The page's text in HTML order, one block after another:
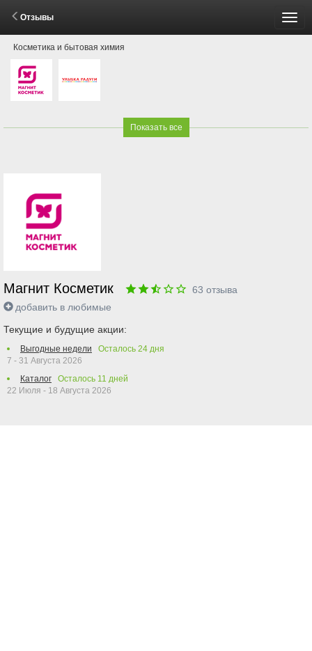
Отзывы
Косметика и бытовая химия
Показать все
Магнит Косметик 63 отзыва
добавить в любимые
Текущие и будущие акции:
Выгодные недели Осталось 24 дня
7 - 31 Августа 2026
Каталог
Осталось 11 дней
22 Июля - 18 Августа 2026